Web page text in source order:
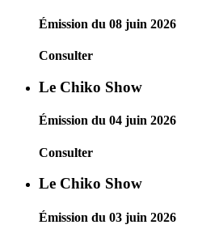
Émission du 08 juin 2026
Consulter
Le Chiko Show
Émission du 04 juin 2026
Consulter
Le Chiko Show
Émission du 03 juin 2026